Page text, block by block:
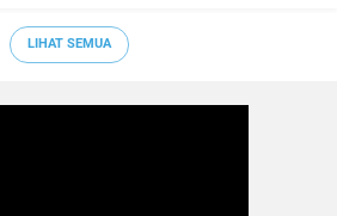
LIHAT SEMUA